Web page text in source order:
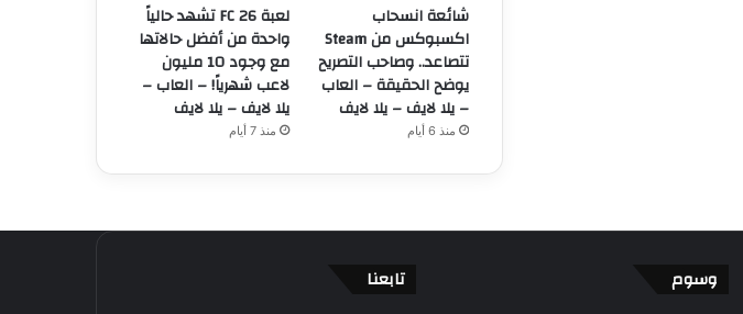
شائعة انسحاب
اكسبوكس من Steam
تتصاعد.. وصاحب التصريح
يوضح الحقيقة – العاب
– يلا لايف – يلا لايف
منذ 6 أيام
لعبة FC 26 تشهد حالياً
واحدة من أفضل حالاتها
مع وجود 10 مليون
لاعب شهرياً! – العاب –
يلا لايف – يلا لايف
منذ 7 أيام
وسوم تابعنا